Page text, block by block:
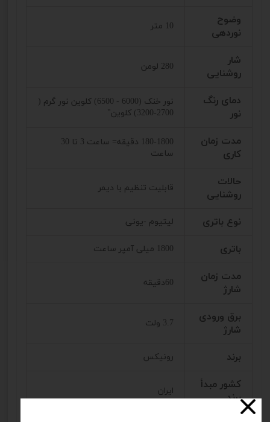
وضوح
نوردهی
10 متر
شار
روشنایی
280 لومن
دمای رنگ
نور
نور خنک (6000 - 6500) کلوین نور گرم (
2700-3200) کلوین"
مدت زمان
کاری
180-1800 دقیقه= ساعت 3 تا 30
ساعت
حالات
روشنایی
قابلیت تنظیم با دیمر
نوع باتری لیتیوم -یونی
باتری 1800 میلی آمپر ساعت
مدت زمان
شارژ
60دقیقه
برق ورودی
شارژ
3.7 ولت
برند رونیکس
کشور مبدأ
برند
ایران